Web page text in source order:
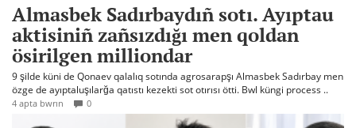
Almasbek Sadırbaydıñ sotı. Ayıptau
aktisiniñ zañsızdığı men qoldan
ösirilgen milliondar
9 şilde küni de Qonaev qalalıq sotında agrosarapşı Almasbek Sadırbay men
özge de ayıptaluşılarğa qatıstı kezekti sot otırısı ötti. Bwl küngi process ..
4 apta bwrın 0